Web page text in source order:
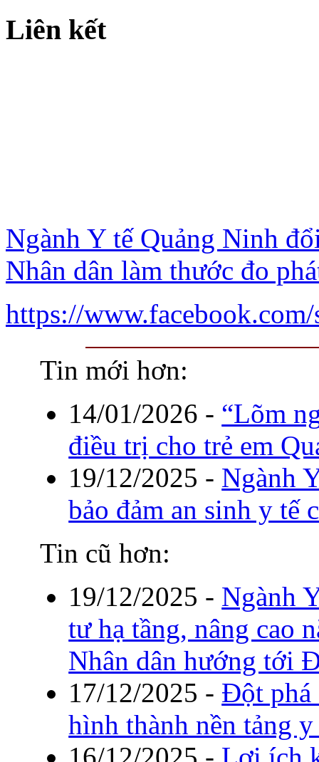
Liên kết
Ngành Y tế Quảng Ninh
Nhân dân làm thước đo
https://
Tin mới hơn:
14/01/2026 - “Lõm
điều trị cho trẻ em
19/12/2025 - Ngành
bảo đảm an sinh y tế
Tin cũ hơn:
19/12/2025 - Ngành
tư hạ tầng, nâng cao
Nhân dân hướng tới
17/12/2025 - Đột phá
hình thành nền tảng